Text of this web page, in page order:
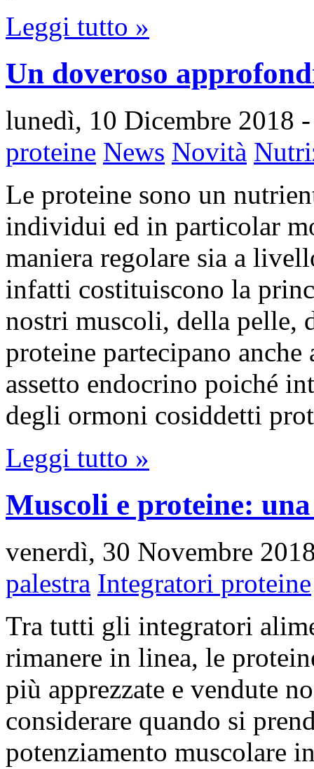
Leggi tutto »
Un doveroso
lunedì, 10 Dicembre 2018
proteine News Novità
Le proteine sono un
individui ed in particolar
maniera regolare sia a
infatti costituiscono la
nostri muscoli, della pelle,
proteine partecipano
assetto endocrino poiché
degli ormoni cosiddetti
Leggi tutto »
Muscoli e proteine:
venerdì, 30 Novembre
palestra Integratori proteine
Tra tutti gli integratori
rimanere in linea, le
più apprezzate e vendute
considerare quando si
potenziamento muscolare